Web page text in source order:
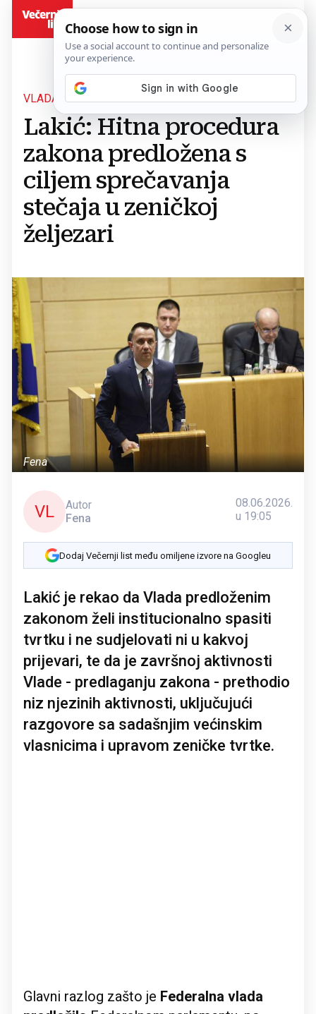
VLADA PREDLOŽILA FEDERALNOM PARLAMENTU
Lakić: Hitna procedura
zakona predložena s
ciljem sprečavanja
stečaja u zeničkoj
željezari
Fena
VL
Autor
Fena
08.06.2026.
u 19:05
Dodaj Večernji list među omiljene izvore na Googleu
Lakić je rekao da Vlada predloženim
zakonom želi institucionalno spasiti
tvrtku i ne sudjelovati ni u kakvoj
prijevari, te da je završnoj aktivnosti
Vlade - predlaganju zakona - prethodio
niz njezinih aktivnosti, uključujući
razgovore sa sadašnjim većinskim
vlasnicima i upravom zeničke tvrtke.
Glavni razlog zašto je Federalna vlada